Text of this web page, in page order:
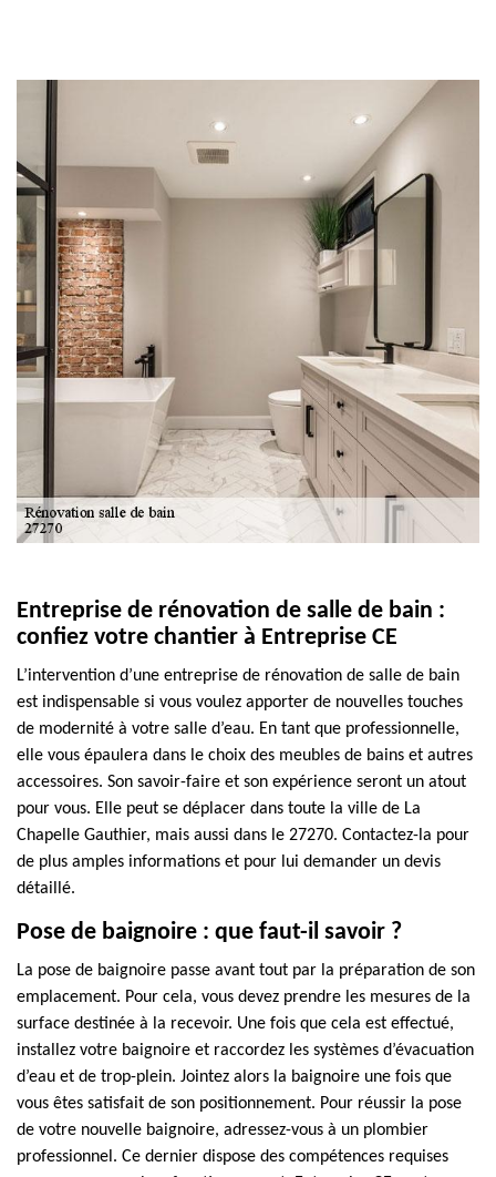
Entreprise de rénovation de salle de bain :
confiez votre chantier à Entreprise CE
L’intervention d’une entreprise de rénovation de salle de bain
est indispensable si vous voulez apporter de nouvelles touches
de modernité à votre salle d’eau. En tant que professionnelle,
elle vous épaulera dans le choix des meubles de bains et autres
accessoires. Son savoir-faire et son expérience seront un atout
pour vous. Elle peut se déplacer dans toute la ville de La
Chapelle Gauthier, mais aussi dans le 27270. Contactez-la pour
de plus amples informations et pour lui demander un devis
détaillé.
Pose de baignoire : que faut-il savoir ?
La pose de baignoire passe avant tout par la préparation de son
emplacement. Pour cela, vous devez prendre les mesures de la
surface destinée à la recevoir. Une fois que cela est effectué,
installez votre baignoire et raccordez les systèmes d’évacuation
d’eau et de trop-plein. Jointez alors la baignoire une fois que
vous êtes satisfait de son positionnement. Pour réussir la pose
de votre nouvelle baignoire, adressez-vous à un plombier
professionnel. Ce dernier dispose des compétences requises